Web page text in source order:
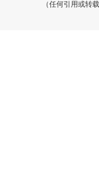
（任何引用或转